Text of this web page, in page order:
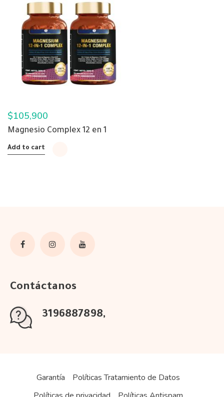
$105,900
Magnesio Complex 12 en 1
Add to cart
Contáctanos
3196887898
Garantía
Políticas Tratamiento de Datos